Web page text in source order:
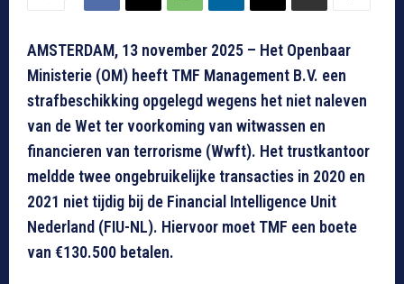
AMSTERDAM, 13 november 2025 – Het Openbaar
Ministerie (OM) heeft TMF Management B.V. een
strafbeschikking opgelegd wegens het niet naleven
van de Wet ter voorkoming van witwassen en
financieren van terrorisme (Wwft). Het trustkantoor
meldde twee ongebruikelijke transacties in 2020 en
2021 niet tijdig bij de Financial Intelligence Unit
Nederland (FIU-NL). Hiervoor moet TMF een boete
van €130.500 betalen.